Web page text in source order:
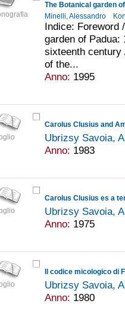
The Botanical garden
Minelli, Alessandro
Indice: Foreword
garden of Padua:
sixteenth century
of the...
Anno: 1995
Carolus Clusius and
Ubrizsy Savoia,
Anno: 1983
Carolus Clusius es a
Ubrizsy Savoia,
Anno: 1975
Il codice micologico di
Ubrizsy Savoia,
Anno: 1980